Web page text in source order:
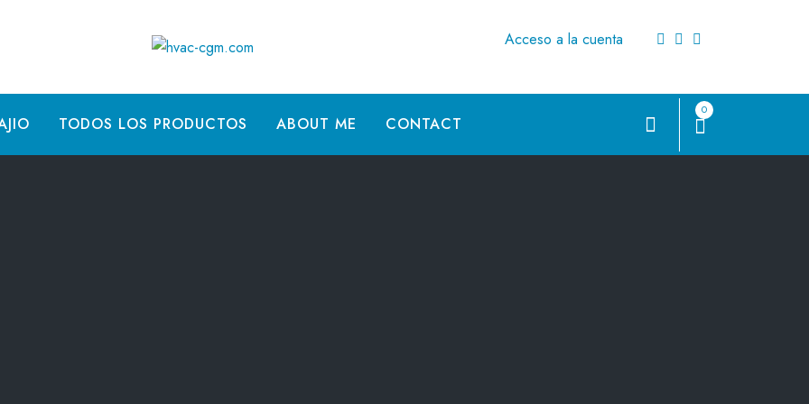
Acceso a la cuenta
TODOS LOS PRODUCTOS ABOUT ME CONTACT
0